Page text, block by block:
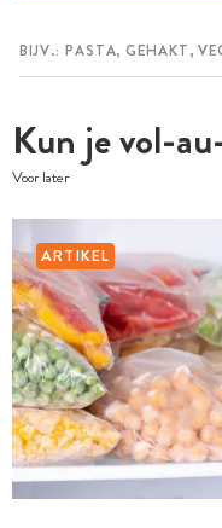
Kun je vol-
Voor later
ARTIKEL
MIJN BEWAARDE RECEPTEN